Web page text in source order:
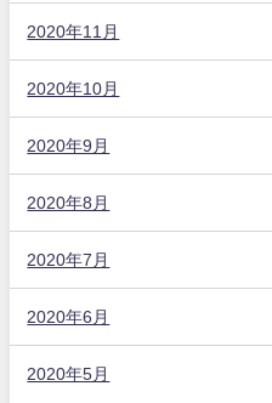
2020年11月
2020年10月
2020年9月
2020年8月
2020年7月
2020年6月
2020年5月